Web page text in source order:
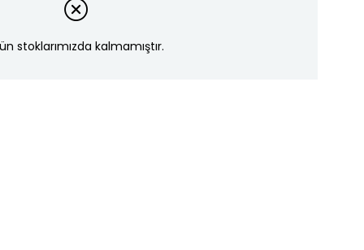
stoklarımızda kalmamıştır.